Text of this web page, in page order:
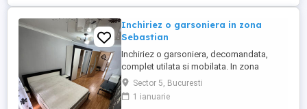
Inchiriez o garsoniera in zona
Sebastian
Inchiriez o garsoniera, decomandata,
complet utilata si mobilata. In zona
Sebastian. Se accepta animale de
companie Suprafata utila este de 36
mp,se afla la etajul 3 din 7
Sector 5, Bucuresti
1 ianuarie